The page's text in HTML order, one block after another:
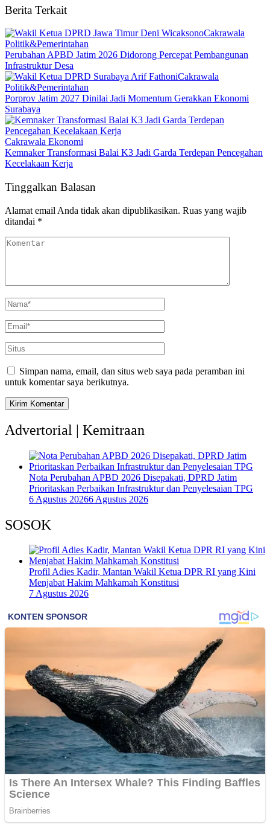
Berita Terkait
Cakrawala
Politik&Pemerintahan
Perubahan APBD Jatim 2026 Didorong Percepat Pembangunan
Infrastruktur Desa
Cakrawala
Politik&Pemerintahan
Porprov Jatim 2027 Dinilai Jadi Momentum Gerakkan Ekonomi
Surabaya
Cakrawala Ekonomi
Kemnaker Transformasi Balai K3 Jadi Garda Terdepan Pencegahan
Kecelakaan Kerja
Tinggalkan Balasan
Alamat email Anda tidak akan dipublikasikan. Ruas yang wajib
ditandai *
Simpan nama, email, dan situs web saya pada peramban ini
untuk komentar saya berikutnya.
Advertorial | Kemitraan
Nota Perubahan APBD 2026 Disepakati, DPRD Jatim
Prioritaskan Perbaikan Infrastruktur dan Penyelesaian TPG
6 Agustus 20266 Agustus 2026
SOSOK
Profil Adies Kadir, Mantan Wakil Ketua DPR RI yang Kini
Menjabat Hakim Mahkamah Konstitusi
7 Agustus 2026